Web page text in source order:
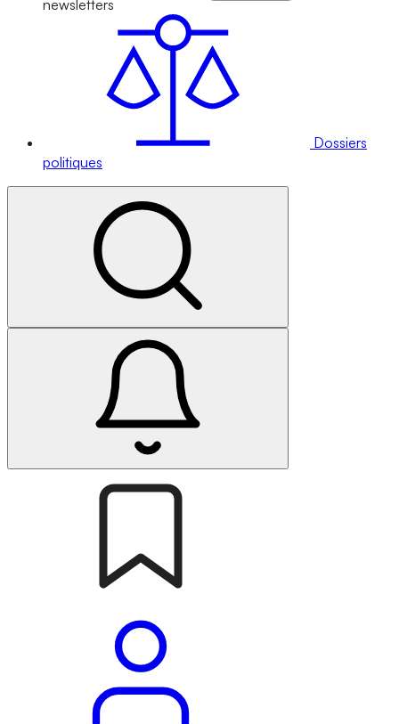
newsletters
Dossiers
politiques